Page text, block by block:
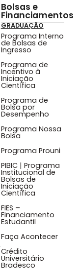
Bolsas e
Financiamentos
GRADUAÇÃO
Programa Interno
de Bolsas de
Ingresso
Programa de
Incentivo à
Iniciação
Científica
Programa de
Bolsa por
Desempenho
Programa Nossa
Bolsa
Programa Prouni
PIBIC | Programa
Institucional de
Bolsas de
Iniciação
Científica
FIES –
Financiamento
Estudantil
Faça Acontecer
Crédito
Universitário
Bradesco